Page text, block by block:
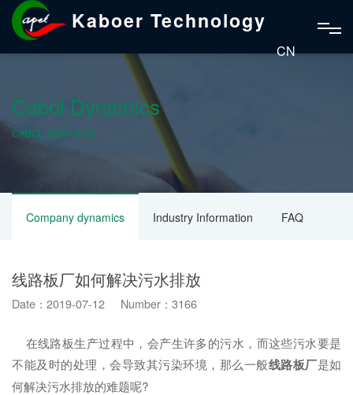
Kaboer Technology
CN
Cabol Dynamics
CABOL DYNAMICS
Company dynamics Industry Information FAQ
线路板厂如何解决污水排放
Date：2019-07-12 Number：3166
在线路板生产过程中，会产生许多的污水，而这些污水要是
不能及时的处理，会导致其污染环境，那么一般线路板厂是如
何解决污水排放的难题呢?